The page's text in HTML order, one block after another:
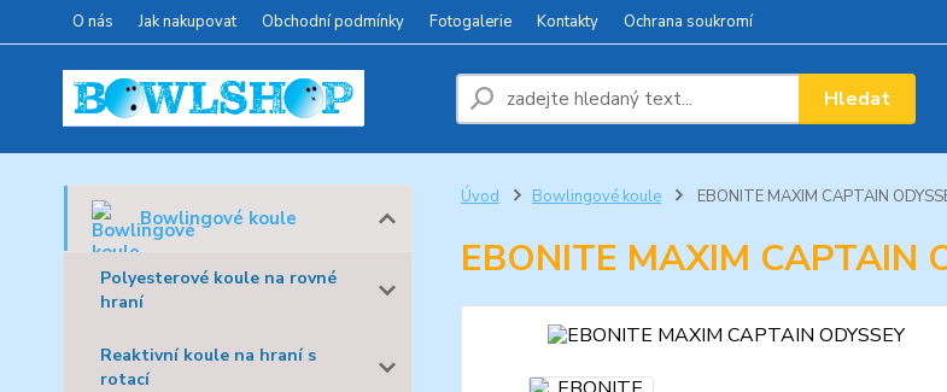
O nás Jak nakupovat Obchodní podmínky Fotogalerie Kontakty Ochrana soukromí
Hledat
Bowlingové koule
Polyesterové koule na rovné
hraní
Reaktivní koule na hraní s
rotací
Úvod Bowlingové koule EBONITE MAXIM CAPTAIN
EBONITE MAXIM CAPTAIN